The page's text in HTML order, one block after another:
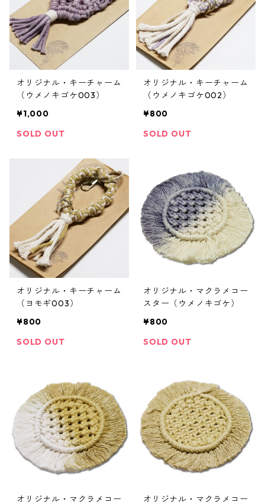
オリジナル・キーチャーム
（ウメノキゴケ003）
¥1,000
SOLD OUT
オリジナル・キーチャーム
（ウメノキゴケ002）
¥800
SOLD OUT
オリジナル・キーチャーム
（ヨモギ003）
¥800
SOLD OUT
オリジナル・マクラメコー
スター（ウメノキゴケ）
¥800
SOLD OUT
オリジナル・マクラメコー オリジナル・マクラメコー